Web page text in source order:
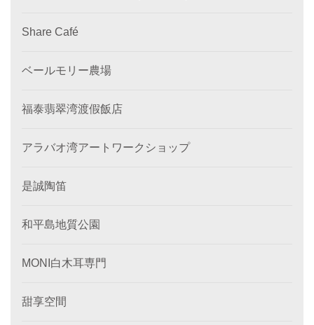
Share Café
ベールモリー農場
福泰翡翠湾渡假飯店
アラバオ湾アートワークショップ
是誠陶笛
和平島地質公園
MONI白木耳専門
甜享空間